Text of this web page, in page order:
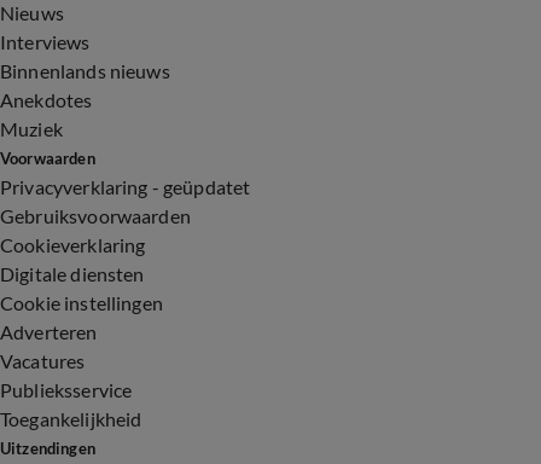
Nieuws
Interviews
Binnenlands nieuws
Anekdotes
Muziek
Voorwaarden
Privacyverklaring - geüpdatet
Gebruiksvoorwaarden
Cookieverklaring
Digitale diensten
Cookie instellingen
Adverteren
Vacatures
Publieksservice
Toegankelijkheid
Uitzendingen